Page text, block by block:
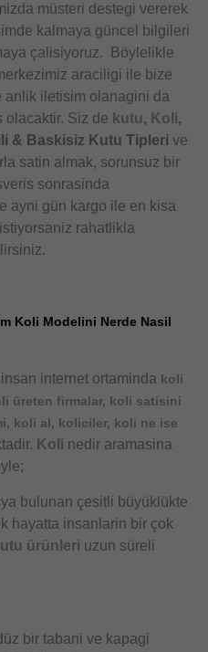
müsteri destegi vererek
kalmaya güncel bilgileri
çalisiyoruz. Böylelikle
araciligi ile bize
anlik iletisim olanagini da
olacaktir. Siz de kutu, Koli,
& Baskisiz Kutu Tipleri ve
satin almak, sorunsuz bir
sonrasinda
ayni gün kargo ile en kisa
rahatlikla
Koli Modelini Nerde Nasil
internet ortaminda koli
üreten firmalar, koli satisini
koli al, koliciler, koli ne ise
Koli nedir aramasina
bulunan çesitli büyüklükte
hayatta insanlarin bir çok
ürünleri uzun süreli
bir tabani ve kapagi